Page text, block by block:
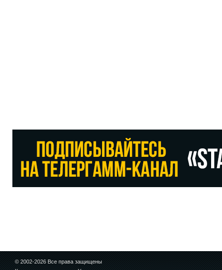
© 2002-2026 Все права защищены